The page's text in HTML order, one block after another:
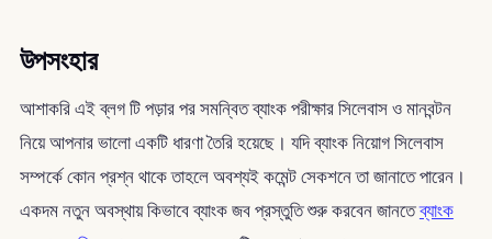
উপসংহার
আশাকরি এই ব্লগ টি পড়ার পর সমন্বিত ব্যাংক পরীক্ষার সিলেবাস ও মানবন্টন
নিয়ে আপনার ভালো একটি ধারণা তৈরি হয়েছে। যদি ব্যাংক নিয়োগ সিলেবাস
সম্পর্কে কোন প্রশ্ন থাকে তাহলে অবশ্যই কমেন্ট সেকশনে তা জানাতে পারেন।
একদম নতুন অবস্থায় কিভাবে ব্যাংক জব প্রস্তুতি শুরু করবেন জানতেব্যাংক